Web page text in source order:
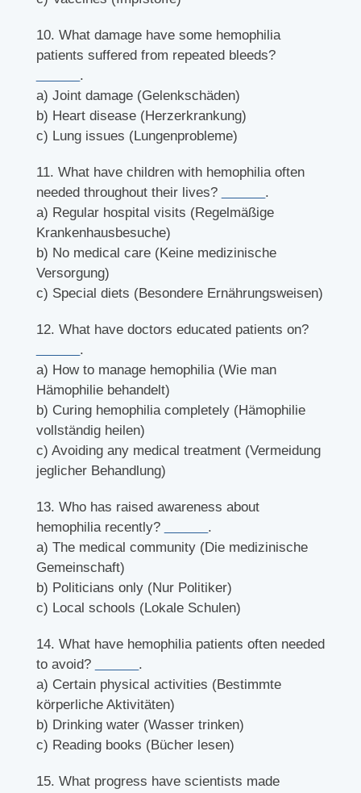
10. What damage have some hemophilia
patients suffered from repeated bleeds?
.
a) Joint damage (Gelenkschäden)
b) Heart disease (Herzerkrankung)
c) Lung issues (Lungenprobleme)
11. What have children with hemophilia often
needed throughout their lives?
.
a) Regular hospital visits (Regelmäßige
Krankenhausbesuche)
b) No medical care (Keine medizinische
Versorgung)
c) Special diets (Besondere Ernährungsweisen)
12. What have doctors educated patients on?
.
a) How to manage hemophilia (Wie man
Hämophilie behandelt)
b) Curing hemophilia completely (Hämophilie
vollständig heilen)
c) Avoiding any medical treatment (Vermeidung
jeglicher Behandlung)
13. Who has raised awareness about
hemophilia recently?
.
a) The medical community (Die medizinische
Gemeinschaft)
b) Politicians only (Nur Politiker)
c) Local schools (Lokale Schulen)
14. What have hemophilia patients often needed
to avoid?
.
a) Certain physical activities (Bestimmte
körperliche Aktivitäten)
b) Drinking water (Wasser trinken)
c) Reading books (Bücher lesen)
15. What progress have scientists made